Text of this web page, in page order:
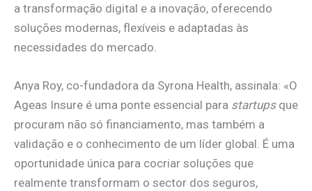
a transformação digital e a inovação, oferecendo
soluções modernas, flexíveis e adaptadas às
necessidades do mercado.
Anya Roy, co-fundadora da Syrona Health, assinala: «O
Ageas Insure é uma ponte essencial para startups que
procuram não só financiamento, mas também a
validação e o conhecimento de um líder global. É uma
oportunidade única para cocriar soluções que
realmente transformam o sector dos seguros,